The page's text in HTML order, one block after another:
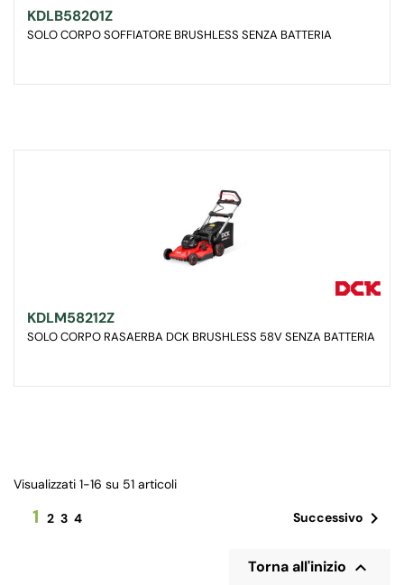
KDLB58201Z
SOLO CORPO SOFFIATORE BRUSHLESS SENZA BATTERIA
KDLM58212Z
SOLO CORPO RASAERBA DCK BRUSHLESS 58V SENZA BATTERIA
Visualizzati 1-16 su 51 articoli
1 2 3 4 Successivo 
Torna all'inizio 